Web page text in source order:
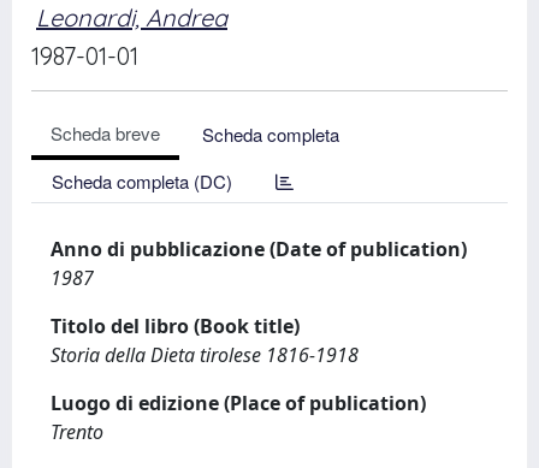
Leonardi, Andrea
1987-01-01
Scheda breve
Scheda completa
Scheda completa (DC)
Anno di pubblicazione (Date of publication)
1987
Titolo del libro (Book title)
Storia della Dieta tirolese 1816-1918
Luogo di edizione (Place of publication)
Trento